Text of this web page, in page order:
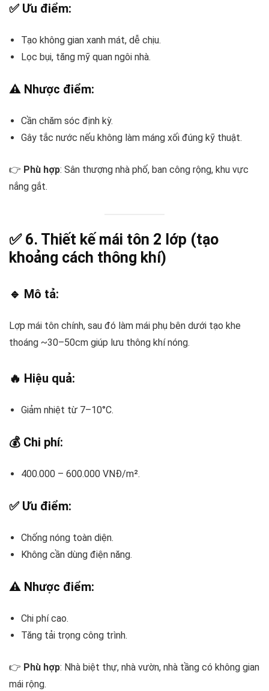
✅ Ưu điểm:
Tạo không gian xanh mát, dễ chịu.
Lọc bụi, tăng mỹ quan ngôi nhà.
⚠️ Nhược điểm:
Cần chăm sóc định kỳ.
Gây tắc nước nếu không làm máng xối đúng kỹ thuật.
👉 Phù hợp: Sân thượng nhà phố, ban công rộng, khu vực
nắng gắt.
✅ 6. Thiết kế mái tôn 2 lớp (tạo
khoảng cách thông khí)
🔹 Mô tả:
Lợp mái tôn chính, sau đó làm mái phụ bên dưới tạo khe
thoáng ~30–50cm giúp lưu thông khí nóng.
🔥 Hiệu quả:
Giảm nhiệt từ 7–10°C.
💰 Chi phí:
400.000 – 600.000 VNĐ/m².
✅ Ưu điểm:
Chống nóng toàn diện.
Không cần dùng điện năng.
⚠️ Nhược điểm:
Chi phí cao.
Tăng tải trọng công trình.
👉 Phù hợp: Nhà biệt thự, nhà vườn, nhà tầng có không gian
mái rộng.